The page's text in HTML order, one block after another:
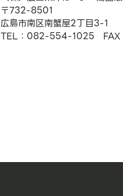
〒732-8501
広島市南区南蟹屋2丁目3-1
TEL：082-554-1025 FAX